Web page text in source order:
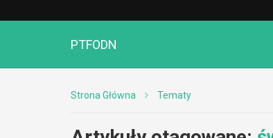
PTFODN
Strona Główna Tematy